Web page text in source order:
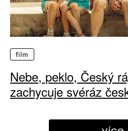
film
Nebe, peklo, Český
zachycuje svéráz